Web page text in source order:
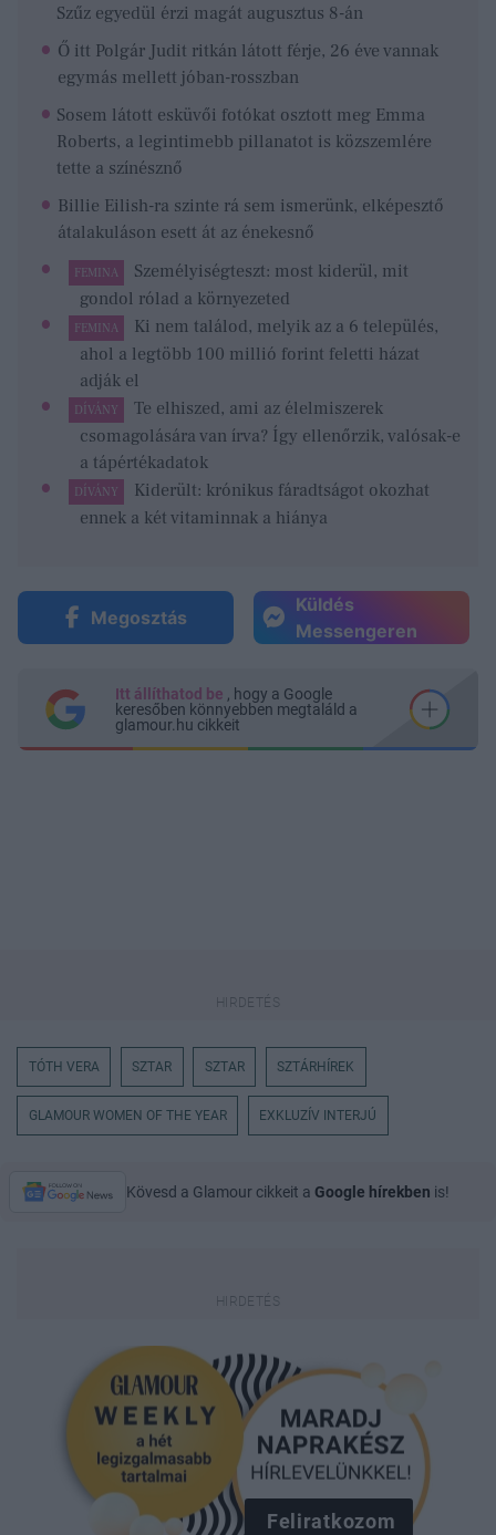
Szűz egyedül érzi magát augusztus 8-án
Ő itt Polgár Judit ritkán látott férje, 26 éve vannak
egymás mellett jóban-rosszban
Sosem látott esküvői fotókat osztott meg Emma
Roberts, a legintimebb pillanatot is közszemlére
tette a színésznő
Billie Eilish-ra szinte rá sem ismerünk, elképesztő
átalakuláson esett át az énekesnő
FEMINA
Személyiségteszt: most kiderül, mit
gondol rólad a környezeted
FEMINA
Ki nem találod, melyik az a 6 település,
ahol a legtöbb 100 millió forint feletti házat
adják el
DÍVÁNY
Te elhiszed, ami az élelmiszerek
csomagolására van írva? Így ellenőrzik, valósak-e
a tápértékadatok
DÍVÁNY
Kiderült: krónikus fáradtságot okozhat
ennek a két vitaminnak a hiánya
Megosztás
Küldés
Messengeren
Itt állíthatod be , hogy a Google
keresőben könnyebben megtaláld a
glamour.hu cikkeit
TÓTH VERA SZTAR SZTAR SZTÁRHÍREK
GLAMOUR WOMEN OF THE YEAR EXKLUZÍV INTERJÚ
Kövesd a Glamour cikkeit a Google hírekben is!
Feliratkozom